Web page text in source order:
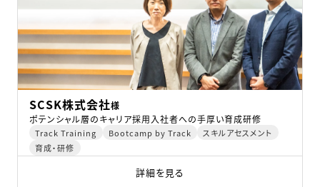
SCSK株式会社様
ポテンシャル層のキャリア採用入社者への手厚い育成研修
Track Training Bootcamp by Track
スキルアセスメント
育成・研修
詳細を見る